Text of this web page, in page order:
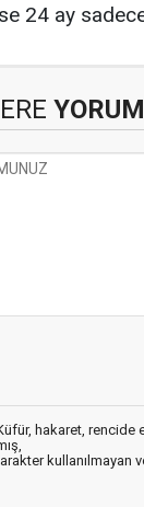
24 ay
hakaret, rencide
kullanılmayan